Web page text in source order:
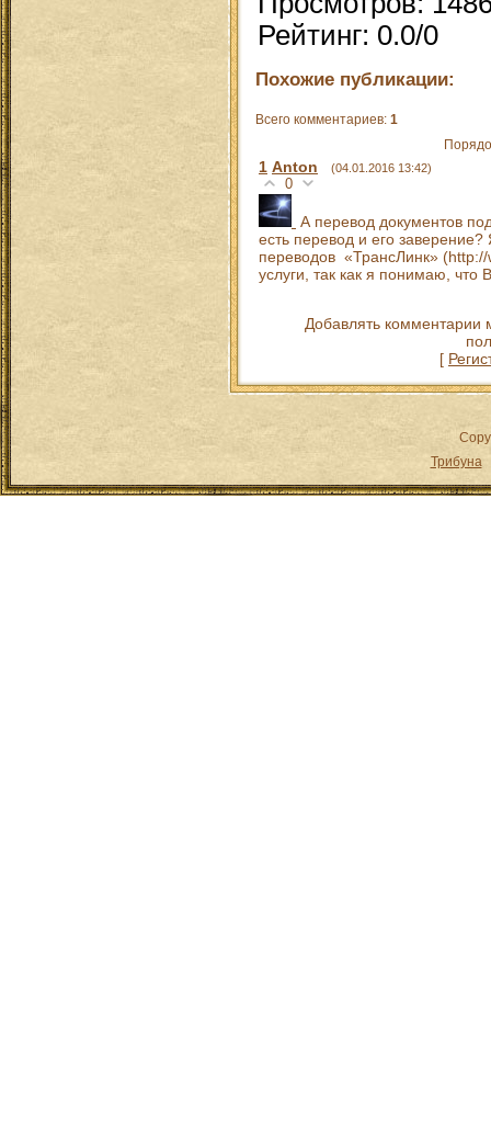
Рейтинг: 0.0/0
Похожие публикации:
Всего комментариев: 1
1 Anton (04.01.2016 13:42)
0
А перевод документов
есть перевод и его
переводов «ТрансЛинк»
услуги, так как я понимаю,
Добавлять комментарии
[
Трибуна